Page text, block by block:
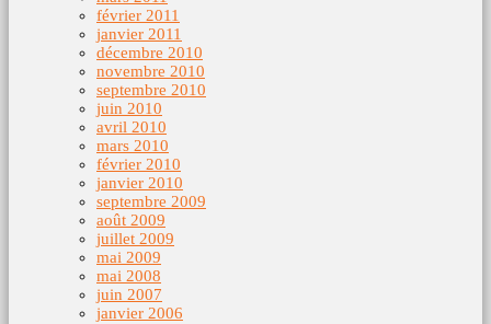
février 2011
janvier 2011
décembre 2010
novembre 2010
septembre 2010
juin 2010
avril 2010
mars 2010
février 2010
janvier 2010
septembre 2009
août 2009
juillet 2009
mai 2009
mai 2008
juin 2007
janvier 2006